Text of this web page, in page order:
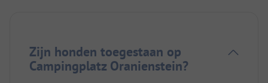
Zijn honden toegestaan op
Campingplatz Oranienstein?